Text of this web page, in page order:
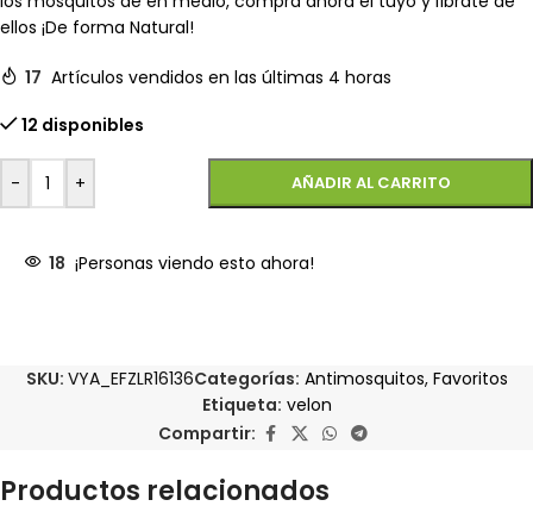
ellos ¡De forma Natural!
17 Artículos vendidos en las últimas 4 horas
12 disponibles
- + AÑADIR AL CARRITO
18 ¡Personas viendo esto ahora!
SKU: VYA_EFZLR16136Categorías: Antimosquitos, Favoritos
Etiqueta: velon
Compartir:
Productos relacionados